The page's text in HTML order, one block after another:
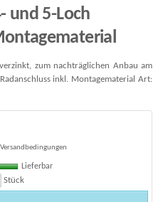
und 5-Loch
zum nachträglichen Anbau am
inkl. Montagematerial Art:
Versandbedingungen
Lieferbar
Stück